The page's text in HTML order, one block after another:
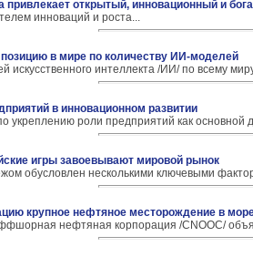
привлекает открытый, инновационный и
инноваций и роста...
в мире по количеству ИИ-моделей
искусственного интеллекта /ИИ/ по всему
в инновационном развитии
укреплению роли предприятий как
игры завоевывают мировой рынок
обусловлен несколькими ключевыми
крупное нефтяное месторождение в
нефтяная корпорация /CNOOC/